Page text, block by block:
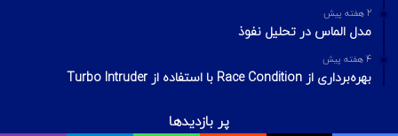
2 هفته پیش
مدل الماس در تحلیل نفوذ
4 هفته پیش
بهره‌برداری از Race Condition با استفاده از Turbo Intruder
پر بازدیدها